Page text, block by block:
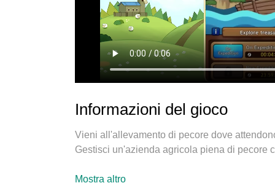
Informazioni del gioco
Vieni all'allevamento di pecore dove
Gestisci un'azienda agricola piena di pecore
[Come giocare]
Mostra altro